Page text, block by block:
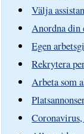
Välja
Anordna din
Egen
Rekrytera
Arbeta som